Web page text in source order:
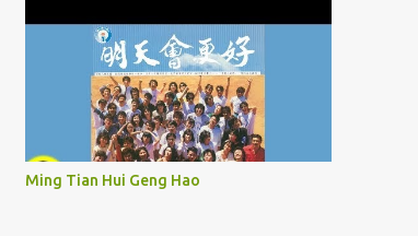
Ming Tian Hui Geng Hao